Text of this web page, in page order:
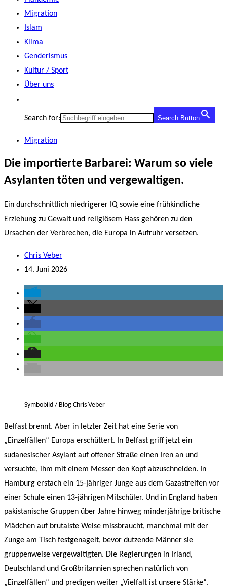
Migration
Islam
Klima
Genderismus
Kultur / Sport
Über uns
Search for: Search Button
Migration
Die importierte Barbarei: Warum so viele
Asylanten töten und vergewaltigen.
Ein durchschnittlich niedrigerer IQ sowie eine frühkindliche
Erziehung zu Gewalt und religiösem Hass gehören zu den
Ursachen der Verbrechen, die Europa in Aufruhr versetzen.
Chris Veber
14. Juni 2026
Symbobild / Blog Chris Veber
Belfast brennt. Aber in letzter Zeit hat eine Serie von
„Einzelfällen“ Europa erschüttert. In Belfast griff jetzt ein
sudanesischer Asylant auf offener Straße einen Iren an und
versuchte, ihm mit einem Messer den Kopf abzuschneiden. In
Hamburg erstach ein 15-jähriger Junge aus dem Gazastreifen vor
einer Schule einen 13-jährigen Mitschüler. Und in England haben
pakistanische Gruppen über Jahre hinweg minderjährige britische
Mädchen auf brutalste Weise missbraucht, manchmal mit der
Zunge am Tisch festgenagelt, bevor dutzende Männer sie
gruppenweise vergewaltigten. Die Regierungen in Irland,
Deutschland und Großbritannien sprechen natürlich von
„Einzelfällen“ und predigen weiter „Vielfalt ist unsere Stärke“.